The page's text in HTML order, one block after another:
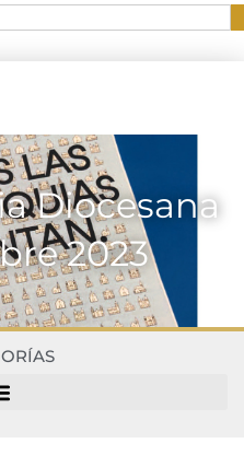
Diocesana
2023